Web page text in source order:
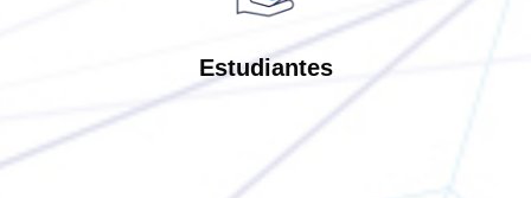
Estudiantes